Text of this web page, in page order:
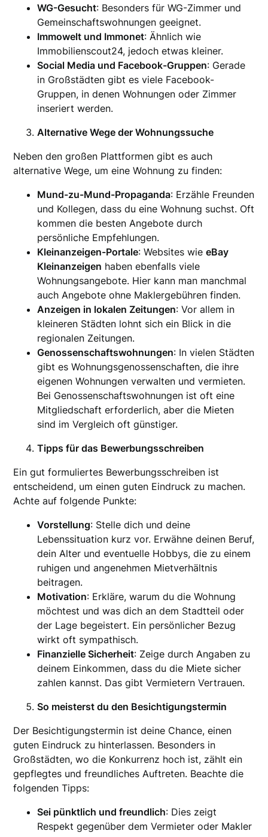
WG-Gesucht: Besonders für WG-Zimmer und
Gemeinschaftswohnungen geeignet.
Immowelt und Immonet: Ähnlich wie
Immobilienscout24, jedoch etwas kleiner.
Social Media und Facebook-Gruppen: Gerade
in Großstädten gibt es viele Facebook-
Gruppen, in denen Wohnungen oder Zimmer
inseriert werden.
Alternative Wege der Wohnungssuche
Neben den großen Plattformen gibt es auch
alternative Wege, um eine Wohnung zu finden:
Mund-zu-Mund-Propaganda: Erzähle Freunden
und Kollegen, dass du eine Wohnung suchst. Oft
kommen die besten Angebote durch
persönliche Empfehlungen.
Kleinanzeigen-Portale: Websites wieeBay
Kleinanzeigen haben ebenfalls viele
Wohnungsangebote. Hier kann man manchmal
auch Angebote ohne Maklergebühren finden.
Anzeigen in lokalen Zeitungen: Vor allem in
kleineren Städten lohnt sich ein Blick in die
regionalen Zeitungen.
Genossenschaftswohnungen: In vielen Städten
gibt es Wohnungsgenossenschaften, die ihre
eigenen Wohnungen verwalten und vermieten.
Bei Genossenschaftswohnungen ist oft eine
Mitgliedschaft erforderlich, aber die Mieten
sind im Vergleich oft günstiger.
Tipps für das Bewerbungsschreiben
Ein gut formuliertes Bewerbungsschreiben ist
entscheidend, um einen guten Eindruck zu machen.
Achte auf folgende Punkte:
Vorstellung: Stelle dich und deine
Lebenssituation kurz vor. Erwähne deinen Beruf,
dein Alter und eventuelle Hobbys, die zu einem
ruhigen und angenehmen Mietverhältnis
beitragen.
Motivation: Erkläre, warum du die Wohnung
möchtest und was dich an dem Stadtteil oder
der Lage begeistert. Ein persönlicher Bezug
wirkt oft sympathisch.
Finanzielle Sicherheit: Zeige durch Angaben zu
deinem Einkommen, dass du die Miete sicher
zahlen kannst. Das gibt Vermietern Vertrauen.
So meisterst du den Besichtigungstermin
Der Besichtigungstermin ist deine Chance, einen
guten Eindruck zu hinterlassen. Besonders in
Großstädten, wo die Konkurrenz hoch ist, zählt ein
gepflegtes und freundliches Auftreten. Beachte die
folgenden Tipps:
Sei pünktlich und freundlich: Dies zeigt
Respekt gegenüber dem Vermieter oder Makler